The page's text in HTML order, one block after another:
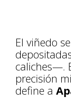
El viñedo
caliches—.
precisión
define a